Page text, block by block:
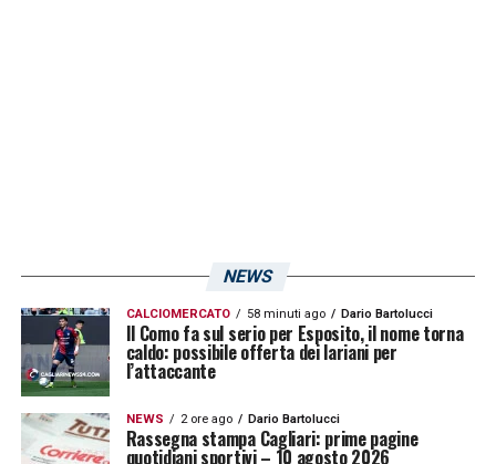
NEWS
CALCIOMERCATO 58 minuti ago Dario Bartolucci
Il Como fa sul serio per Esposito, il nome torna
caldo: possibile offerta dei lariani per
l’attaccante
NEWS 2 ore ago Dario Bartolucci
Rassegna stampa Cagliari: prime pagine
quotidiani sportivi – 10 agosto 2026